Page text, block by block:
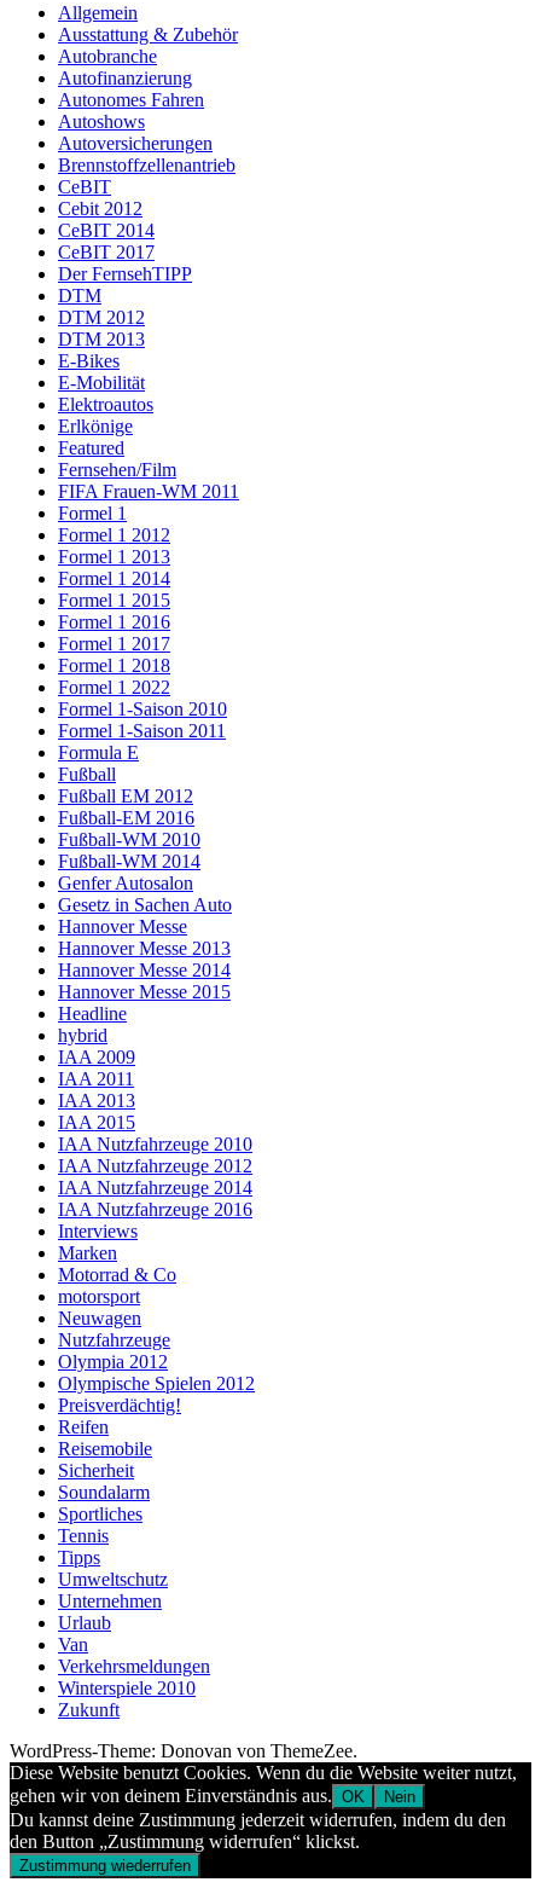
Allgemein
Ausstattung & Zubehör
Autobranche
Autofinanzierung
Autonomes Fahren
Autoshows
Autoversicherungen
Brennstoffzellenantrieb
CeBIT
Cebit 2012
CeBIT 2014
CeBIT 2017
Der FernsehTIPP
DTM
DTM 2012
DTM 2013
E-Bikes
E-Mobilität
Elektroautos
Erlkönige
Featured
Fernsehen/Film
FIFA Frauen-WM 2011
Formel 1
Formel 1 2012
Formel 1 2013
Formel 1 2014
Formel 1 2015
Formel 1 2016
Formel 1 2017
Formel 1 2018
Formel 1 2022
Formel 1-Saison 2010
Formel 1-Saison 2011
Formula E
Fußball
Fußball EM 2012
Fußball-EM 2016
Fußball-WM 2010
Fußball-WM 2014
Genfer Autosalon
Gesetz in Sachen Auto
Hannover Messe
Hannover Messe 2013
Hannover Messe 2014
Hannover Messe 2015
Headline
hybrid
IAA 2009
IAA 2011
IAA 2013
IAA 2015
IAA Nutzfahrzeuge 2010
IAA Nutzfahrzeuge 2012
IAA Nutzfahrzeuge 2014
IAA Nutzfahrzeuge 2016
Interviews
Marken
Motorrad & Co
motorsport
Neuwagen
Nutzfahrzeuge
Olympia 2012
Olympische Spielen 2012
Preisverdächtig!
Reifen
Reisemobile
Sicherheit
Soundalarm
Sportliches
Tennis
Tipps
Umweltschutz
Unternehmen
Urlaub
Van
Verkehrsmeldungen
Winterspiele 2010
Zukunft
WordPress-Theme: Donovan von ThemeZee.
Diese Website benutzt Cookies. Wenn du die Website weiter nutzt,
gehen wir von deinem Einverständnis aus. OK Nein
Du kannst deine Zustimmung jederzeit widerrufen, indem du den
den Button „Zustimmung widerrufen“ klickst.
Zustimmung wiederrufen